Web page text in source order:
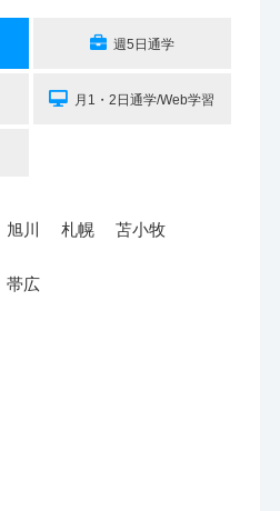
週5日通学
月1・2日通学/Web学習
旭川 札幌 苫小牧
帯広